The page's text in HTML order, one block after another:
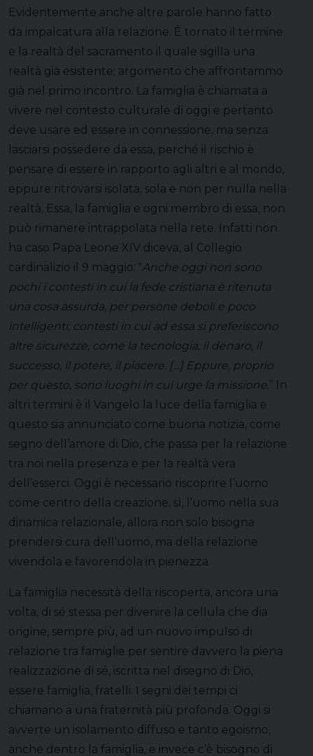
Evidentemente anche altre parole hanno fatto
da impalcatura alla relazione. È tornato il termine
e la realtà del sacramento il quale sigilla una
realtà già esistente; argomento che affrontammo
già nel primo incontro. La famiglia è chiamata a
vivere nel contesto culturale di oggi e pertanto
deve usare ed essere in connessione, ma senza
lasciarsi possedere da essa, perché il rischio è
pensare di essere in rapporto agli altri e al mondo,
eppure ritrovarsi isolata, sola e non per nulla nella
realtà. Essa, la famiglia e ogni membro di essa, non
può rimanere intrappolata nella rete. Infatti non
ha caso Papa Leone XIV diceva, al Collegio
cardinalizio il 9 maggio: ‟Anche oggi non sono
pochi i contesti in cui la fede cristiana è ritenuta
una cosa assurda, per persone deboli e poco
intelligenti; contesti in cui ad essa si preferiscono
altre sicurezze, come la tecnologia, il denaro, il
successo, il potere, il piacere. […] Eppure, proprio
per questo, sono luoghi in cui urge la missione .” In
altri termini è il Vangelo la luce della famiglia e
questo sia annunciato come buona notizia, come
segno dell’amore di Dio, che passa per la relazione
tra noi nella presenza e per la realtà vera
dell’esserci. Oggi è necessario riscoprire l’uomo
come centro della creazione, sì, l’uomo nella sua
dinamica relazionale, allora non solo bisogna
prendersi cura dell’uomo, ma della relazione
vivendola e favorendola in pienezza.
La famiglia necessità della riscoperta, ancora una
volta, di sé stessa per divenire la cellula che dia
origine, sempre più, ad un nuovo impulso di
relazione tra famiglie per sentire davvero la piena
realizzazione di sé, iscritta nel disegno di Dio,
essere famiglia, fratelli. I segni dei tempi ci
chiamano a una fraternità più profonda. Oggi si
avverte un isolamento diffuso e tanto egoismo,
anche dentro la famiglia, e invece c’è bisogno di